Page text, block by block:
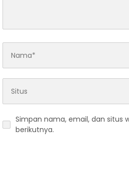
Simpan nama, email, dan situs
berikutnya.